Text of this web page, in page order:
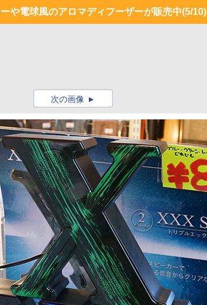
や電球風のアロマディフーザーが販売中(5/10)
次の画像